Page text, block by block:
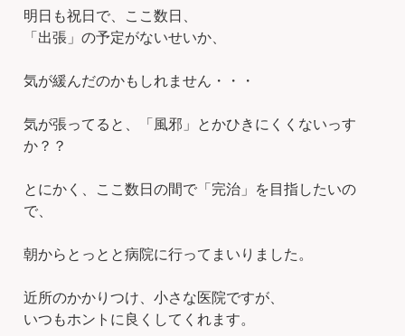
明日も祝日で、ここ数日、
「出張」の予定がないせいか、
気が緩んだのかもしれません・・・
気が張ってると、「風邪」とかひきにくくないっす
か？？
とにかく、ここ数日の間で「完治」を目指したいの
で、
朝からとっとと病院に行ってまいりました。
近所のかかりつけ、小さな医院ですが、
いつもホントに良くしてくれます。